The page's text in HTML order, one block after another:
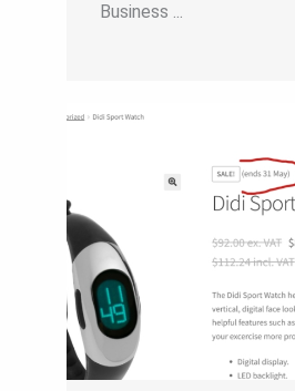
Business ...